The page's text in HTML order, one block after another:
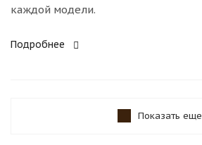
каждой модели.
Подробнее
Показать еще